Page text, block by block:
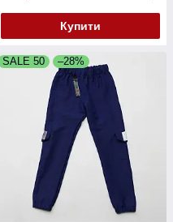
Купити
SALE 50 –28%